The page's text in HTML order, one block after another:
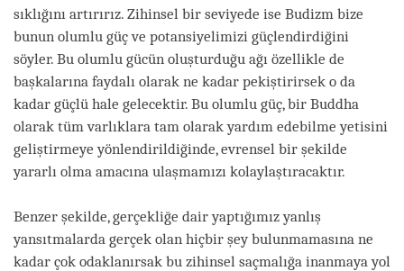
sıklığını artırırız. Zihinsel bir seviyede ise Budizm bize
bunun olumlu güç ve potansiyelimizi güçlendirdiğini
söyler. Bu olumlu gücün oluşturduğu ağı özellikle de
başkalarına faydalı olarak ne kadar pekiştirirsek o da
kadar güçlü hale gelecektir. Bu olumlu güç, bir Buddha
olarak tüm varlıklara tam olarak yardım edebilme yetisini
geliştirmeye yönlendirildiğinde, evrensel bir şekilde
yararlı olma amacına ulaşmamızı kolaylaştıracaktır.
Benzer şekilde, gerçekliğe dair yaptığımız yanlış
yansıtmalarda gerçek olan hiçbir şey bulunmamasına ne
kadar çok odaklanırsak bu zihinsel saçmalığa inanmaya yol